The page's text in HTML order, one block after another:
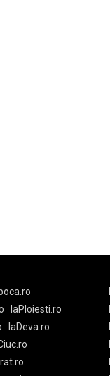
laPloiesti.ro
laDeva.ro